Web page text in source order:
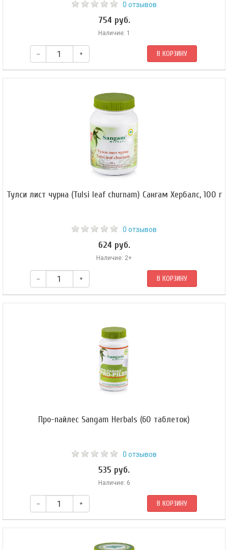
0 отзывов
754 руб.
Наличие: 1
– + В КОРЗИНУ
Исабгол — это аюрведический препарат, регулирующий работу
деятельность кишечного тракта, обеспечивает здоровый стул.
Тулси лист чурна (Tulsi leaf churnam) Сангам Хербалс, 100 г
0 отзывов
624 руб.
Наличие: 2+
– + В КОРЗИНУ
Священный базилик считается своего рода эликсиром жизни и
токсины.
Про-пайлес Sangam Herbals (60 таблеток)
0 отзывов
535 руб.
Наличие: 6
– + В КОРЗИНУ
Аюрведическая сбалансированная комбинация целительных трав,
варикозном расширении вен, тромбофлебите. Улучшает циркуляцию